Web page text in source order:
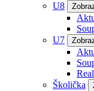
U8
U7
Školička